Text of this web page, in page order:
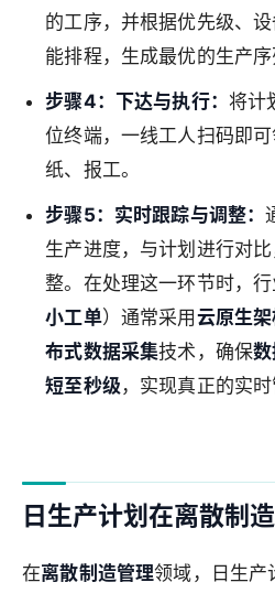
的工序，并根据优先级、
能排程，生成最优的生产序
步骤4：下达与执行： 将计
位终端，一线工人扫码即
纸、报工。
步骤5：实时跟踪与调整：
生产进度，与计划进行对
整。在处理这一环节时，
小工单）通常采用 云原生
布式数据采集技术，确保
短至秒级 ，实现真正的实时
日生产计划在离散制
在离散制造管理领域，日生产